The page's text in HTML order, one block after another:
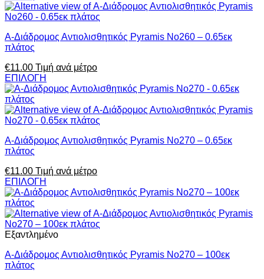
Α-Διάδρομος Αντιολισθητικός Pyramis No260 – 0.65εκ
πλάτος
€11.00 Τιμή ανά μέτρο
ΕΠΙΛΟΓΗ
Α-Διάδρομος Αντιολισθητικός Pyramis No270 – 0.65εκ
πλάτος
€11.00 Τιμή ανά μέτρο
ΕΠΙΛΟΓΗ
Εξαντλημένο
Α-Διάδρομος Αντιολισθητικός Pyramis No270 – 100εκ
πλάτος